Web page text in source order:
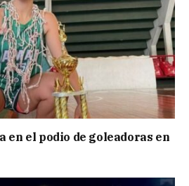
en el podio de goleadoras en